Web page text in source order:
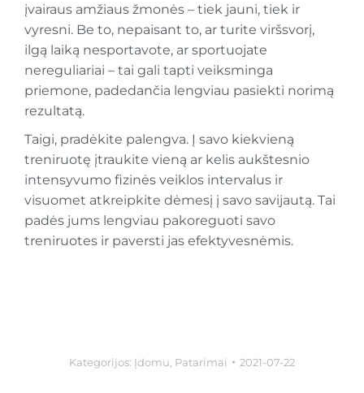
įvairaus amžiaus žmonės – tiek jauni, tiek ir
vyresni. Be to, nepaisant to, ar turite viršsvorį,
ilgą laiką nesportavote, ar sportuojate
nereguliariai – tai gali tapti veiksminga
priemone, padedančia lengviau pasiekti norimą
rezultatą.
Taigi, pradėkite palengva. Į savo kiekvieną
treniruotę įtraukite vieną ar kelis aukštesnio
intensyvumo fizinės veiklos intervalus ir
visuomet atkreipkite dėmesį į savo savijautą. Tai
padės jums lengviau pakoreguoti savo
treniruotes ir paversti jas efektyvesnėmis.
Kategorijos: Įdomu Patarimai 2021-07-22